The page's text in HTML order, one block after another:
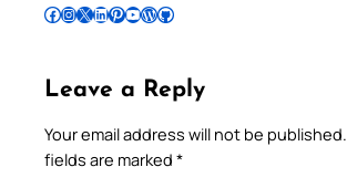
Follow Pradeep on Facebook Follow Pradeep on InstagramFollow Pradeep on X Follow Pradeep on LinkedIn Follow Pradeep on Pinterest Subscribe to Pradeep’s Youtube Channel Follow Pradeep on WordPress Follow Pradeep on GitHub
Leave a Reply
Your email address will not be published.
fields are marked *